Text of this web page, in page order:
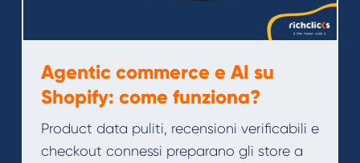
Agentic commerce e AI su
Shopify: come funziona?
Product data puliti, recensioni verificabili e
checkout connessi preparano gli store a